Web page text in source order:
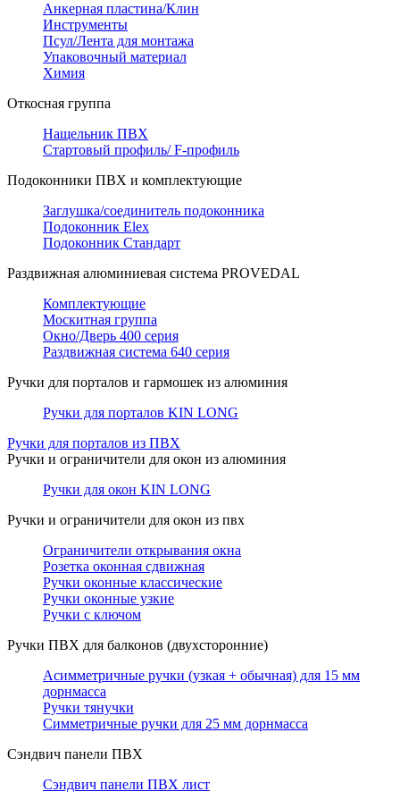
Анкерная пластина/Клин
Инструменты
Псул/Лента для монтажа
Упаковочный материал
Химия
Откосная группа
Нащельник ПВХ
Стартовый профиль/ F-профиль
Подоконники ПВХ и комплектующие
Заглушка/соединитель подоконника
Подоконник Elex
Подоконник Стандарт
Раздвижная алюминиевая система PROVEDAL
Комплектующие
Москитная группа
Окно/Дверь 400 серия
Раздвижная система 640 серия
Ручки для порталов и гармошек из алюминия
Ручки для порталов KIN LONG
Ручки для порталов из ПВХ
Ручки и ограничители для окон из алюминия
Ручки для окон KIN LONG
Ручки и ограничители для окон из пвх
Ограничители открывания окна
Розетка оконная сдвижная
Ручки оконные классические
Ручки оконные узкие
Ручки с ключом
Ручки ПВХ для балконов (двухсторонние)
Асимметричные ручки (узкая + обычная) для 15 мм
дорнмасса
Ручки тянучки
Симметричные ручки для 25 мм дорнмасса
Сэндвич панели ПВХ
Сэндвич панели ПВХ лист